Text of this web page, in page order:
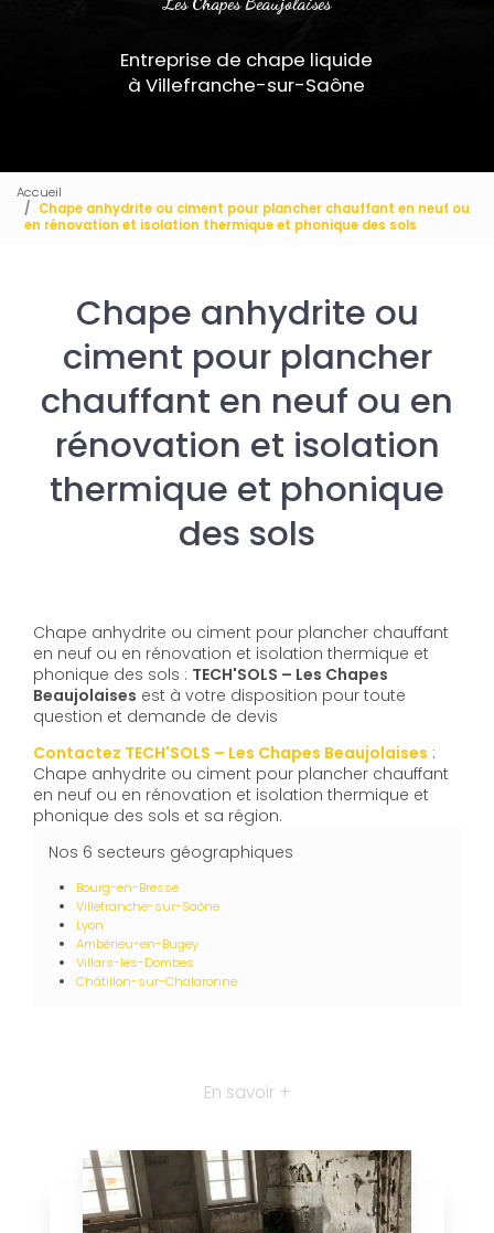
Entreprise de chape liquide
à Villefranche-sur-Saône
Accueil
Chape anhydrite ou ciment pour plancher chauffant en neuf ou
en rénovation et isolation thermique et phonique des sols
Chape anhydrite ou
ciment pour plancher
chauffant en neuf ou en
rénovation et isolation
thermique et phonique
des sols
Chape anhydrite ou ciment pour plancher chauffant
en neuf ou en rénovation et isolation thermique et
phonique des sols : TECH'SOLS – Les Chapes
Beaujolaises est à votre disposition pour toute
question et demande de devis
Contactez TECH'SOLS – Les Chapes Beaujolaises :
Chape anhydrite ou ciment pour plancher chauffant
en neuf ou en rénovation et isolation thermique et
phonique des sols et sa région.
Nos 6 secteurs géographiques
Bourg-en-Bresse
Villefranche-sur-Saône
Lyon
Ambérieu-en-Bugey
Villars-les-Dombes
Châtillon-sur-Chalaronne
En savoir +